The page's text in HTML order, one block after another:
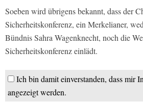
Soeben wird übrigens bekannt, dass der
Sicherheitskonferenz, ein Merkelianer,
Bündnis Sahra Wagenknecht, noch die
Sicherheitskonferenz einlädt.
Ich bin damit einverstanden, dass mir
angezeigt werden.